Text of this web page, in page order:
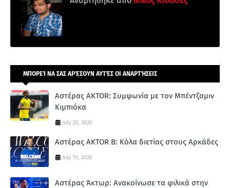
ΜΠΟΡΕΊ ΝΑ ΣΑΣ ΑΡΈΣΟΥΝ ΑΥΤΈΣ ΟΙ ΑΝΑΡΤΉΣΕΙΣ
Αστέρας AKTOR: Συμφωνία με τον Μπέντζαμιν
Κιμπιόκα
July 20, 2026
Αστέρας AKTOR Β: Κόλα διετίας στους Αρκάδες
July 10, 2026
Αστέρας Άκτωρ: Ανακοίνωσε τα φιλικά στην